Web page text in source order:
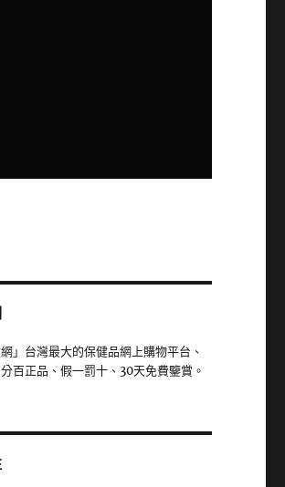
網」台灣最大的保健品網上購物平台、
百正品、假一罰十、30天免費鑒賞。